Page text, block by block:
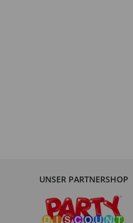
UNSER PARTNERSHOP